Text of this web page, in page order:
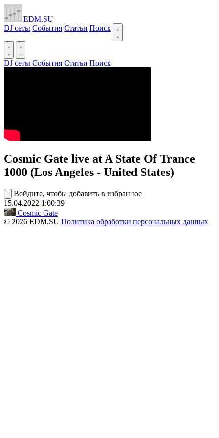
EDM.SU
DJ сеты События Статьи Поиск
DJ сеты События Статьи Поиск
Cosmic Gate live at A State Of Trance
1000 (Los Angeles - United States)
Войдите, чтобы добавить в избранное
15.04.2022 1:00:39
Cosmic Gate
© 2026 EDM.SU Политика обработки персональных данных